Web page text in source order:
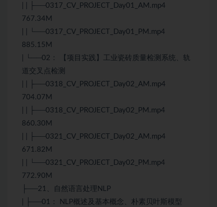
| | ├──0317_CV_PROJECT_Day01_AM.mp4
767.34M
| | └──0317_CV_PROJECT_Day01_PM.mp4
885.15M
| └──02： 【项目实践】工业瓷砖质量检测系统、轨
道交叉点检测
| | ├──0318_CV_PROJECT_Day02_AM.mp4
704.07M
| | ├──0318_CV_PROJECT_Day02_PM.mp4
860.30M
| | ├──0321_CV_PROJECT_Day02_AM.mp4
671.82M
| | └──0321_CV_PROJECT_Day02_PM.mp4
772.90M
├──21、自然语言处理NLP
| ├──01： NLP概述及基本概念、朴素贝叶斯模型